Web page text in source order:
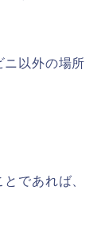
ニ以外の場所
であれば、